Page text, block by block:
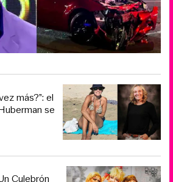
más?”: el
se
Culebrón